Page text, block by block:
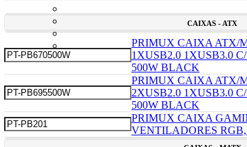
CAIXAS - ATX
PRIMUX CAIXA ATX/
1XUSB2.0 1XUSB3.0
500W BLACK
PRIMUX CAIXA ATX/
2XUSB2.0 1XUSB3.0
500W BLACK
PRIMUX CAIXA
VENTILADORES RGB,